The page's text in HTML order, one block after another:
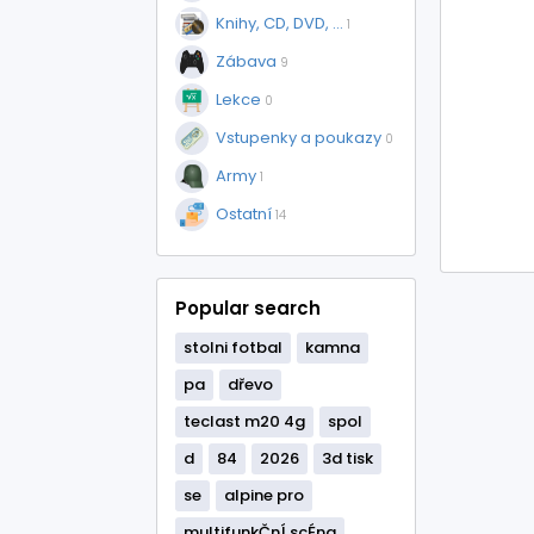
Knihy, CD, DVD, ... 1
Zábava 9
Lekce 0
Vstupenky a poukazy 0
Army 1
Ostatní 14
Popular search
stolni fotbal
kamna
pa
dřevo
teclast m20 4g
spol
d
84 2026
3d tisk
se
alpine pro